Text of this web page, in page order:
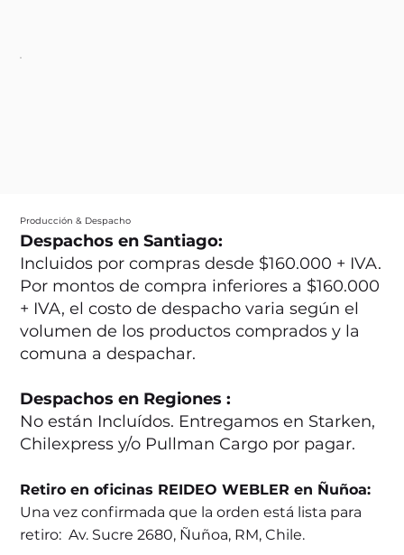
Producción & Despacho
Despachos en Santiago:
Incluidos por compras desde $160.000 + IVA.
Por montos de compra inferiores a $160.000
+ IVA, el costo de despacho varia según el
volumen de los productos comprados y la
comuna a despachar.
Despachos en Regiones :
No están Incluídos. Entregamos en Starken,
Chilexpress y/o Pullman Cargo por pagar.
Retiro en oficinas REIDEO WEBLER en Ñuñoa:
Una vez confirmada que la orden está lista para
retiro: Av. Sucre 2680, Ñuñoa, RM, Chile.